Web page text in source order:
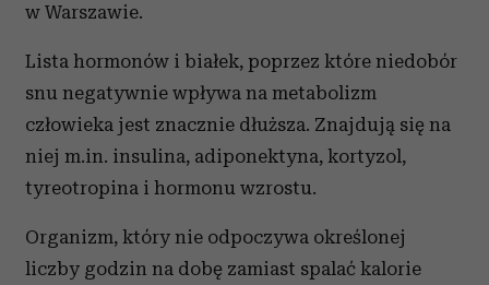
w Warszawie.
Lista hormonów i białek, poprzez które niedobór
snu negatywnie wpływa na metabolizm
człowieka jest znacznie dłuższa. Znajdują się na
niej m.in. insulina, adiponektyna, kortyzol,
tyreotropina i hormonu wzrostu.
Organizm, który nie odpoczywa określonej
liczby godzin na dobę zamiast spalać kalorie